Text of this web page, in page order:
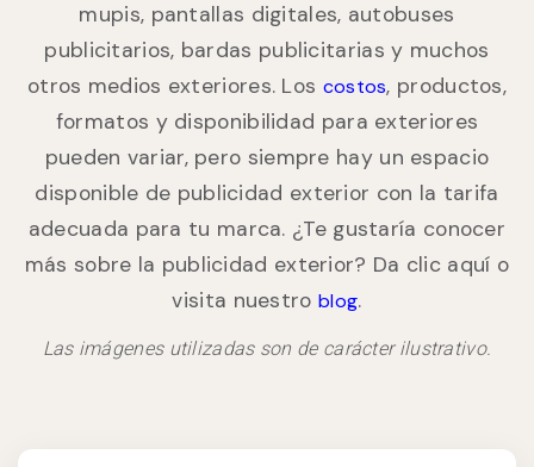
mupis, pantallas digitales, autobuses
publicitarios, bardas publicitarias y muchos
otros medios exteriores. Los costos, productos,
formatos y disponibilidad para exteriores
pueden variar, pero siempre hay un espacio
disponible de publicidad exterior con la tarifa
adecuada para tu marca. ¿Te gustaría conocer
más sobre la publicidad exterior? Da clic aquí o
visita nuestro blog.
Las imágenes utilizadas son de carácter ilustrativo.